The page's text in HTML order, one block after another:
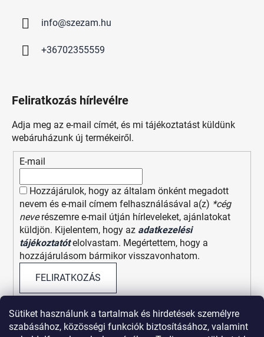
Sütiket használunk a tartalmak és hirdetések személyre
szabásához, közösségi funkciók biztosításához, valamint
info@szezam.hu
+36702355559
Feliratkozás hírlevélre
Adja meg az e-mail címét, és mi tájékoztatást küldünk
webáruházunk új termékeiről.
E-mail
Hozzájárulok, hogy az általam önként megadott
nevem és e-mail címem felhasználásával a(z) *cég
neverészemre e-mail útján hírleveleket, ajánlatokat
küldjön. Kijelentem, hogy az adatkezelési
tájékoztatót elolvastam. Megértettem, hogy a
hozzájárulásom bármikor visszavonhatom.
FELIRATKOZÁS